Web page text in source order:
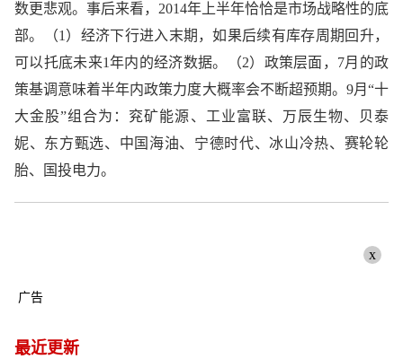
数更悲观。事后来看，2014年上半年恰恰是市场战略性的底
部。（1）经济下行进入末期，如果后续有库存周期回升，
可以托底未来1年内的经济数据。（2）政策层面，7月的政
策基调意味着半年内政策力度大概率会不断超预期。9月“十
大金股”组合为：兖矿能源、工业富联、万辰生物、贝泰
妮、东方甄选、中国海油、宁德时代、冰山冷热、赛轮轮
胎、国投电力。
x
广告
最近更新